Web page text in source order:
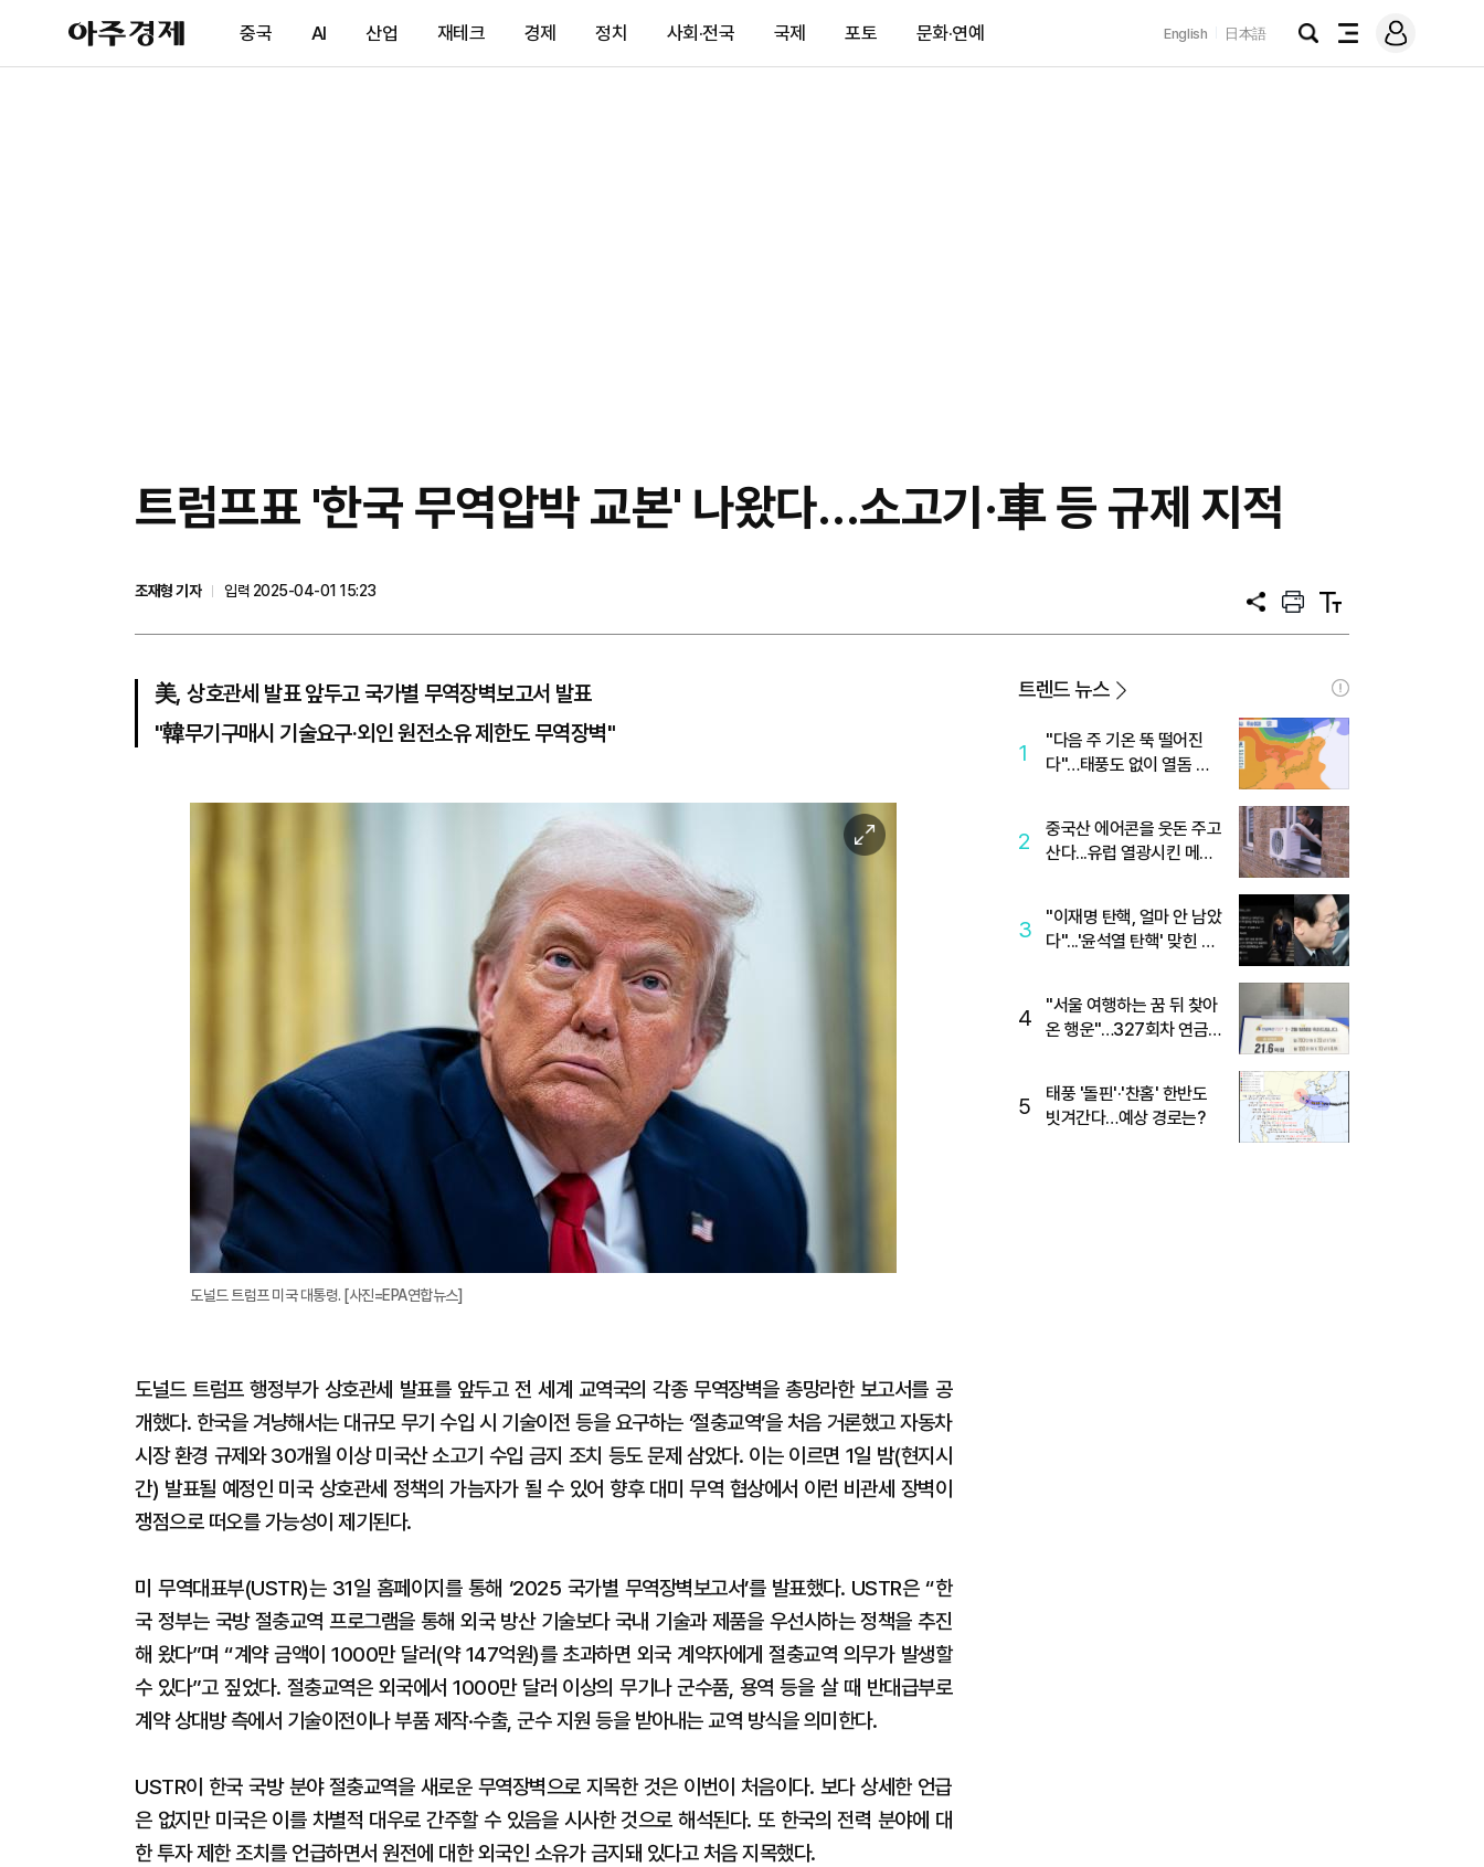
아
주
제
중국 AI 산업 재테크 경제 정치 사회·전국 국제 포토 문화·연예 English 日本語
검
전
메
그
트럼프표 '한국 무역압박 교본' 나왔다…소고기·車 등 규제 지적
조재형 기자
입력 2025-04-01 15:23
공
프
트
텍
트
美, 상호관세 발표 앞두고 국가별 무역장벽보고서 발표
"韓무기구매시 기술요구·외인 원전소유 제한도 무역장벽"
이
미
도널드 트럼프 미국 대통령. [사진=EPA연합뉴스]
도널드 트럼프 행정부가 상호관세 발표를 앞두고 전 세계 교역국의 각종 무역장벽을 총망라한 보고서를 공
개했다. 한국을 겨냥해서는 대규모 무기 수입 시 기술이전 등을 요구하는 ‘절충교역’을 처음 거론했고 자동차
시장 환경 규제와 30개월 이상 미국산 소고기 수입 금지 조치 등도 문제 삼았다. 이는 이르면 1일 밤(현지시
간) 발표될 예정인 미국 상호관세 정책의 가늠자가 될 수 있어 향후 대미 무역 협상에서 이런 비관세 장벽이
쟁점으로 떠오를 가능성이 제기된다.
미 무역대표부(USTR)는 31일 홈페이지를 통해 ‘2025 국가별 무역장벽보고서’를 발표했다. USTR은 “한
국 정부는 국방 절충교역 프로그램을 통해 외국 방산 기술보다 국내 기술과 제품을 우선시하는 정책을 추진
해 왔다”며 “계약 금액이 1000만 달러(약 147억원)를 초과하면 외국 계약자에게 절충교역 의무가 발생할
수 있다”고 짚었다. 절충교역은 외국에서 1000만 달러 이상의 무기나 군수품, 용역 등을 살 때 반대급부로
계약 상대방 측에서 기술이전이나 부품 제작·수출, 군수 지원 등을 받아내는 교역 방식을 의미한다.
USTR이 한국 국방 분야 절충교역을 새로운 무역장벽으로 지목한 것은 이번이 처음이다. 보다 상세한 언급
은 없지만 미국은 이를 차별적 대우로 간주할 수 있음을 시사한 것으로 해석된다. 또 한국의 전력 분야에 대
한 투자 제한 조치를 언급하면서 원전에 대한 외국인 소유가 금지돼 있다고 처음 지목했다.
트렌드 뉴스
1
"다음 주 기온 뚝 떨어진
다"…태풍도 없이 열돔 박
2
중국산 에어콘을 웃돈 주고
산다...유럽 열광시킨 메이
3
"이재명 탄핵, 얼마 안 남았
다"...'윤석열 탄핵' 맞힌 무
4
"서울 여행하는 꿈 뒤 찾아
온 행운"…327회차 연금
5
태풍 '돌핀'·'찬홈' 한반도
빗겨간다…예상 경로는?